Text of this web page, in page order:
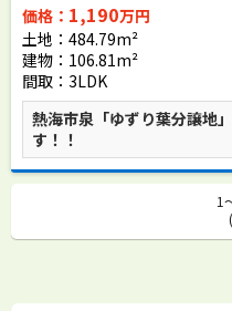
価格： 1,190万円
土地：484.79m²
建物：106.81m²
間取：3LDK
熱海市泉「ゆずり葉分譲地
す！！
1